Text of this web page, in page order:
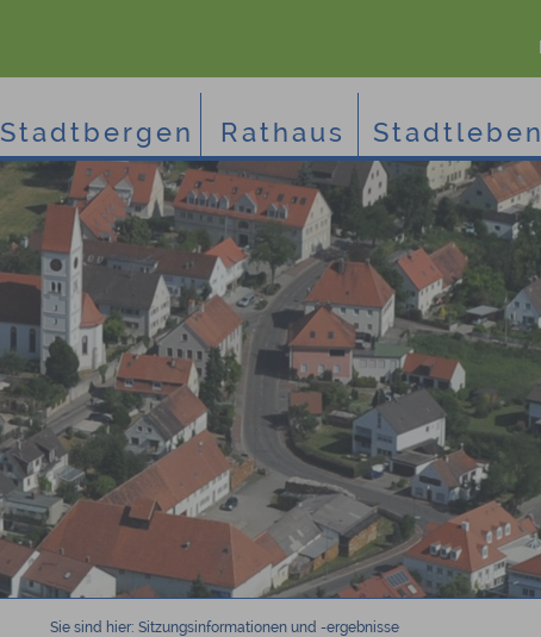
Stadtbergen Rathaus Stadtleben
Sie sind hier: Sitzungsinformationen und -ergebnisse